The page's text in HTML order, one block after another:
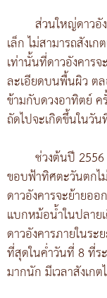
ส่วนใหญ่ดาวอั
เล็ก ไม่สามารถสังเ
เท่านั้นที่ดาวอังคาร
ละเอียดบนพื้นผิว ต
ข้ามกับดวงอาทิตย์
ถัดไปจะเกิดขึ้นในวั
ช่วงต้นปี
ขอบฟ้าทิศตะวันตกไ
ดาวอังคารจะย้ายอ
แบกหม้อน้ำในปลาย
ดาวอังคารภายในร
ที่สุดในค่ำวันที่ 8 ที่ร
มากนัก มีเวลาสังเก